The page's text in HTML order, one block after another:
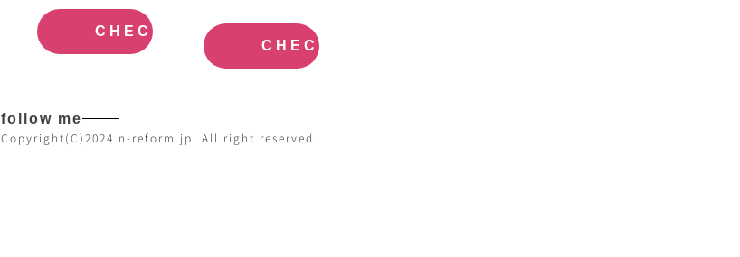
CHECK
CHECK
follow me
Copyright(C)2024 n-reform.jp. All right reserved.